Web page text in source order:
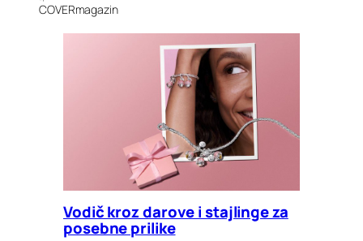
COVERmagazin
Vodič kroz darove i stajlinge za
posebne prilike